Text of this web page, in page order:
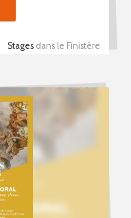
Stages dans le Finistère